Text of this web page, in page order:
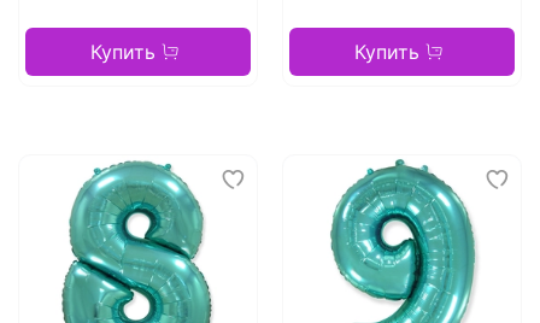
Купить Купить